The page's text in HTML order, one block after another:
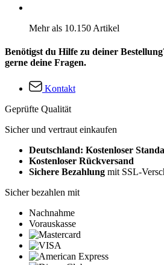
Mehr als 10.150 Artikel
Benötigst du Hilfe zu deiner
gerne deine Fragen.
Kontakt
Geprüfte Qualität
Sicher und vertraut einkaufen
Deutschland: Kostenloser
Kostenloser Rückversand
Sichere Bezahlung mit SSL-
Sicher bezahlen mit
Nachnahme
Vorauskasse